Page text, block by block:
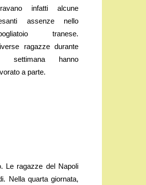
infatti alcune
assenze nello
tranese.
ragazze durante
settimana hanno
a parte.
Le ragazze del Napoli
Nella quarta giornata,